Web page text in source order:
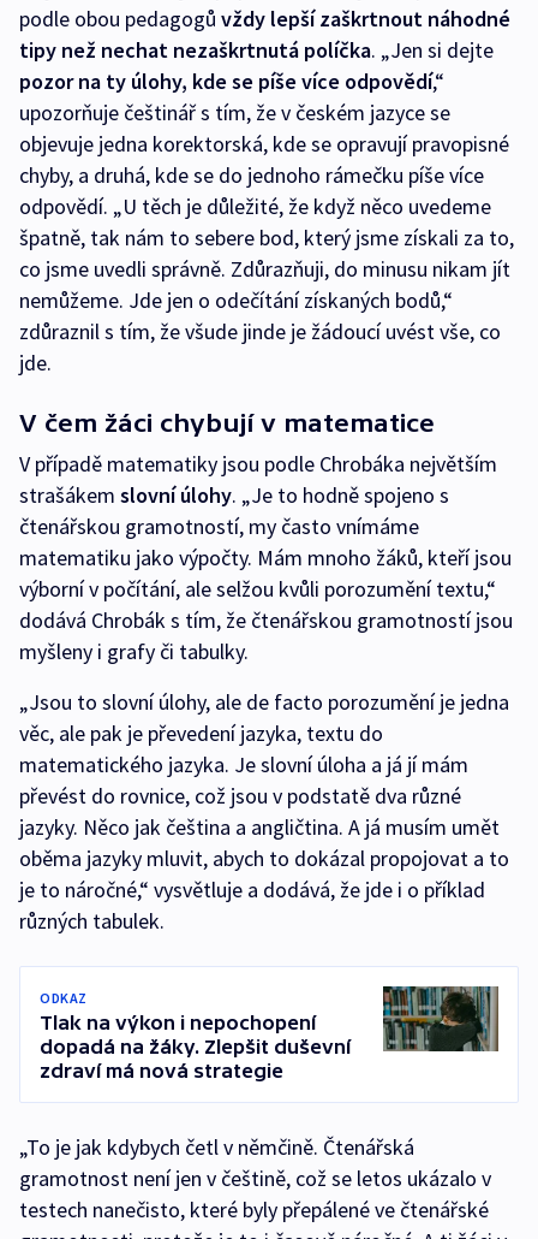
podle obou pedagogů vždy lepší zaškrtnout náhodné
tipy než nechat nezaškrtnutá políčka. „Jen si dejte
pozor na ty úlohy, kde se píše více odpovědí,“
upozorňuje češtinář s tím, že v českém jazyce se
objevuje jedna korektorská, kde se opravují pravopisné
chyby, a druhá, kde se do jednoho rámečku píše více
odpovědí. „U těch je důležité, že když něco uvedeme
špatně, tak nám to sebere bod, který jsme získali za to,
co jsme uvedli správně. Zdůrazňuji, do minusu nikam jít
nemůžeme. Jde jen o odečítání získaných bodů,“
zdůraznil s tím, že všude jinde je žádoucí uvést vše, co
jde.
V čem žáci chybují v matematice
V případě matematiky jsou podle Chrobáka největším
strašákem slovní úlohy. „Je to hodně spojeno s
čtenářskou gramotností, my často vnímáme
matematiku jako výpočty. Mám mnoho žáků, kteří jsou
výborní v počítání, ale selžou kvůli porozumění textu,“
dodává Chrobák s tím, že čtenářskou gramotností jsou
myšleny i grafy či tabulky.
„Jsou to slovní úlohy, ale de facto porozumění je jedna
věc, ale pak je převedení jazyka, textu do
matematického jazyka. Je slovní úloha a já jí mám
převést do rovnice, což jsou v podstatě dva různé
jazyky. Něco jak čeština a angličtina. A já musím umět
oběma jazyky mluvit, abych to dokázal propojovat a to
je to náročné,“ vysvětluje a dodává, že jde i o příklad
různých tabulek.
ODKAZ
Tlak na výkon i nepochopení
dopadá na žáky. Zlepšit duševní
zdraví má nová strategie
„To je jak kdybych četl v němčině. Čtenářská
gramotnost není jen v češtině, což se letos ukázalo v
testech nanečisto, které byly přepálené ve čtenářské